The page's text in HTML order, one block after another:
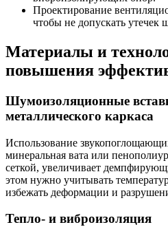
Проектирование
чтобы не допускать утечек
Материалы и
повышения
Шумоизоляционные
металлического каркаса
Использование
минеральная вата или
сеткой, увеличивает
этом нужно учитывать
избежать деформации и
Тепло- и виброизоляция